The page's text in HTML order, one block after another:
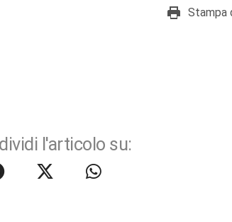
Stampa
l'articolo su: